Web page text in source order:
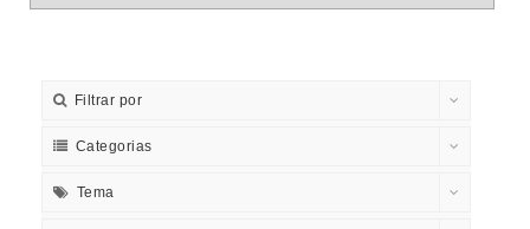
Filtrar por
Categorias
Tema